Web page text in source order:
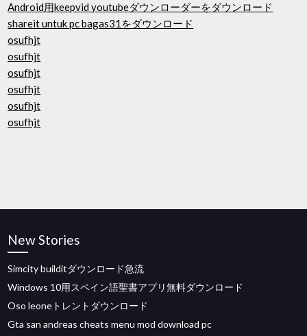
Android用keepvid youtubeダウンローダーをダウンロード
shareit untuk pc bagas31をダウンロード
osufhjt
osufhjt
osufhjt
osufhjt
osufhjt
osufhjt
New Stories
Simcity builditダウンロード急流
Windows 10用スペイン語聖書アプリ無料ダウンロード
Oso leoneトレントダウンロード
Gta san andreas cheats menu mod download pc